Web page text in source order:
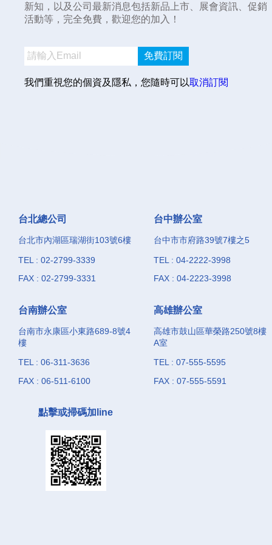
新知，以及公司最新消息包括新品上市、展會資訊、促銷
活動等，完全免費，歡迎您的加入！
免費訂閱
我們重視您的個資及隱私，您隨時可以取消訂閱
台北總公司
台北市內湖區瑞湖街103號6樓
TEL : 02-2799-3339
FAX : 02-2799-3331
台中辦公室
台中市市府路39號7樓之5
TEL : 04-2222-3998
FAX : 04-2223-3998
台南辦公室
台南市永康區小東路689-8號4
樓
TEL : 06-311-3636
FAX : 06-511-6100
高雄辦公室
高雄市鼓山區華榮路250號8樓
A室
TEL : 07-555-5595
FAX : 07-555-5591
點擊或掃碼加line